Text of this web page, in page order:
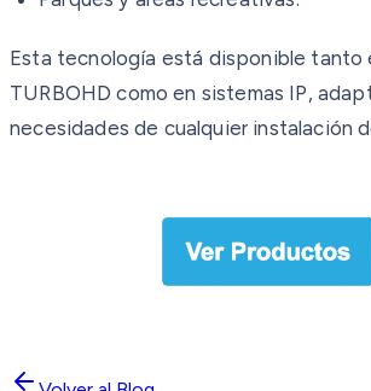
Esta tecnología está disponible tanto
TURBOHD como en sistemas IP,
necesidades de cualquier instalación